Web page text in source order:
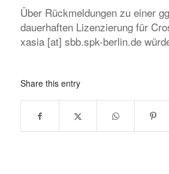
Über Rückmeldungen zu einer
dauerhaften Lizenzierung für
xasia [at] sbb.spk-berlin.de
Share this entry